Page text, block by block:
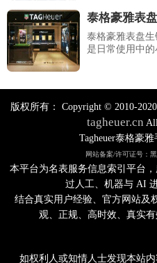
泰格豪雅表
泰格豪雅表盘
是日常使用中
版权所有： Copyright © 2010-2020
tagheuer.cn
Tagheuer泰格豪
网站备案/许可证号：
本平台为名表服务信息索引平台
过人工、机器与 AI
结合真实用户经验、官方网站及
观、正规、高时效、真实
如权利人或知情人士发现本站